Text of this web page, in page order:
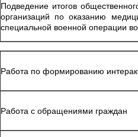
Подведение итогов
организаций по оказанию
специальной военной операции
Работа по формированию
Работа с обращениями граждан